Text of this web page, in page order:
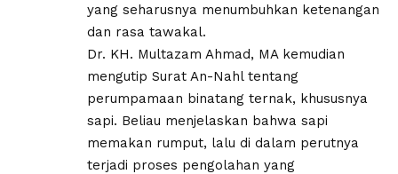
yang seharusnya menumbuhkan ketenangan
dan rasa tawakal.
Dr. KH. Multazam Ahmad, MA kemudian
mengutip Surat An-Nahl tentang
perumpamaan binatang ternak, khususnya
sapi. Beliau menjelaskan bahwa sapi
memakan rumput, lalu di dalam perutnya
terjadi proses pengolahan yang